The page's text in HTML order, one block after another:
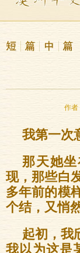
作者
我第一次
那天她
现，那些白
多年前的模
个结，又悄
起初，我
我以为这是